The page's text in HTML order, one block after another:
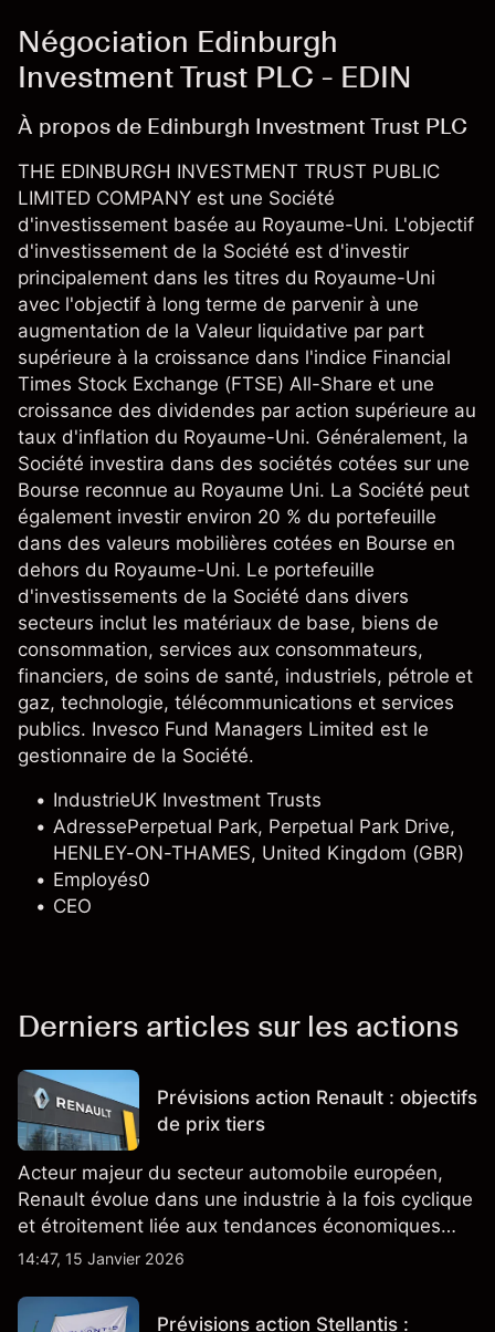
Négociation Edinburgh
Investment Trust PLC - EDIN
À propos de Edinburgh Investment Trust PLC
THE EDINBURGH INVESTMENT TRUST PUBLIC
LIMITED COMPANY est une Société
d'investissement basée au Royaume-Uni. L'objectif
d'investissement de la Société est d'investir
principalement dans les titres du Royaume-Uni
avec l'objectif à long terme de parvenir à une
augmentation de la Valeur liquidative par part
supérieure à la croissance dans l'indice Financial
Times Stock Exchange (FTSE) All-Share et une
croissance des dividendes par action supérieure au
taux d'inflation du Royaume-Uni. Généralement, la
Société investira dans des sociétés cotées sur une
Bourse reconnue au Royaume Uni. La Société peut
également investir environ 20 % du portefeuille
dans des valeurs mobilières cotées en Bourse en
dehors du Royaume-Uni. Le portefeuille
d'investissements de la Société dans divers
secteurs inclut les matériaux de base, biens de
consommation, services aux consommateurs,
financiers, de soins de santé, industriels, pétrole et
gaz, technologie, télécommunications et services
publics. Invesco Fund Managers Limited est le
gestionnaire de la Société.
IndustrieUK Investment Trusts
AdressePerpetual Park, Perpetual Park Drive,
HENLEY-ON-THAMES, United Kingdom (GBR)
Employés0
CEO
Derniers articles sur les actions
Prévisions action Renault : objectifs
de prix tiers
Acteur majeur du secteur automobile européen,
Renault évolue dans une industrie à la fois cyclique
et étroitement liée aux tendances économiques
générales.
14:47, 15 Janvier 2026
Prévisions action Stellantis :